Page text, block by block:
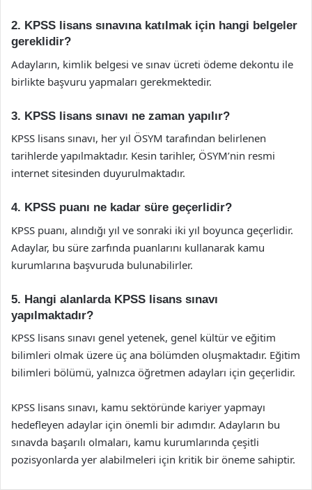
2. KPSS lisans sınavına katılmak için hangi belgeler
gereklidir?
Adayların, kimlik belgesi ve sınav ücreti ödeme dekontu ile
birlikte başvuru yapmaları gerekmektedir.
3. KPSS lisans sınavı ne zaman yapılır?
KPSS lisans sınavı, her yıl ÖSYM tarafından belirlenen
tarihlerde yapılmaktadır. Kesin tarihler, ÖSYM’nin resmi
internet sitesinden duyurulmaktadır.
4. KPSS puanı ne kadar süre geçerlidir?
KPSS puanı, alındığı yıl ve sonraki iki yıl boyunca geçerlidir.
Adaylar, bu süre zarfında puanlarını kullanarak kamu
kurumlarına başvuruda bulunabilirler.
5. Hangi alanlarda KPSS lisans sınavı
yapılmaktadır?
KPSS lisans sınavı genel yetenek, genel kültür ve eğitim
bilimleri olmak üzere üç ana bölümden oluşmaktadır. Eğitim
bilimleri bölümü, yalnızca öğretmen adayları için geçerlidir.
KPSS lisans sınavı, kamu sektöründe kariyer yapmayı
hedefleyen adaylar için önemli bir adımdır. Adayların bu
sınavda başarılı olmaları, kamu kurumlarında çeşitli
pozisyonlarda yer alabilmeleri için kritik bir öneme sahiptir.